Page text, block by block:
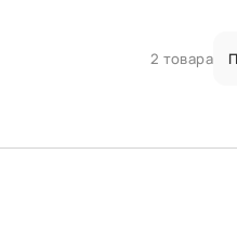
2 товара